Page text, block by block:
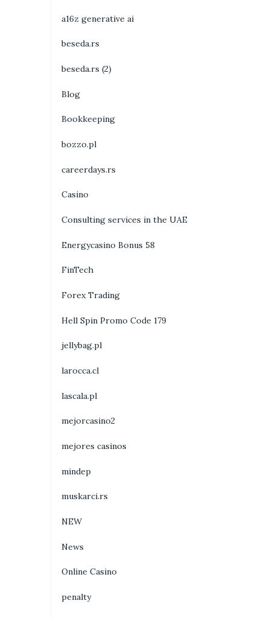
a16z generative ai
beseda.rs
beseda.rs (2)
Blog
Bookkeeping
bozzo.pl
careerdays.rs
Casino
Consulting services in the UAE
Energycasino Bonus 58
FinTech
Forex Trading
Hell Spin Promo Code 179
jellybag.pl
larocca.cl
lascala.pl
mejorcasino2
mejores casinos
mindep
muskarci.rs
NEW
News
Online Casino
penalty